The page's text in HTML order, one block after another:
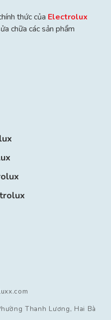
thức của Electrolux
chữa các sản phẩm
Thanh Lương, Hai Bà